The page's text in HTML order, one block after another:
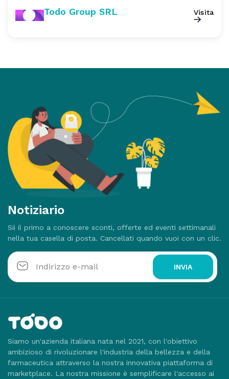
Todo Group SRL Visita
Notiziario
Sii il primo a conoscere sconti, offerte ed eventi settimanali
nella tua casella di posta. Cancellati quando vuoi con un clic.
INVIA
Siamo un'azienda italiana nata nel 2021, con l'obiettivo
ambizioso di rivoluzionare l'industria della bellezza e della
farmaceutica attraverso la nostra innovativa piattaforma di
marketplace. La nostra missione è semplificare l'accesso ai